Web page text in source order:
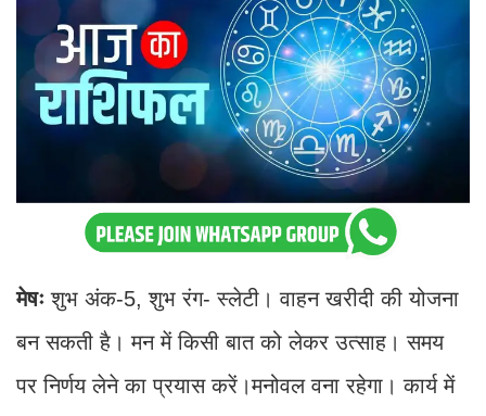
मेषः शुभ अंक-5, शुभ रंग- स्लेटी। वाहन खरीदी की योजना
बन सकती है। मन में किसी बात को लेकर उत्साह। समय
पर निर्णय लेने का प्रयास करें।मनोवल वना रहेगा। कार्य में